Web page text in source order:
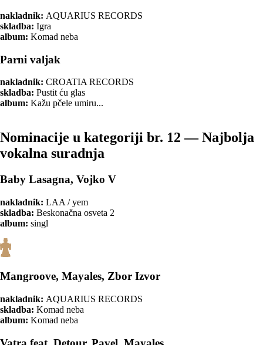
nakladnik: AQUARIUS RECORDS
skladba: Igra
album: Komad neba
Parni valjak
nakladnik: CROATIA RECORDS
skladba: Pustit ću glas
album: Kažu pčele umiru...
Nominacije u kategoriji br. 12 — Najbolja
vokalna suradnja
Baby Lasagna, Vojko V
nakladnik: LAA / yem
skladba: Beskonačna osveta 2
album: singl
Mangroove, Mayales, Zbor Izvor
nakladnik: AQUARIUS RECORDS
skladba: Komad neba
album: Komad neba